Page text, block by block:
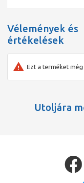
Vélemények és
értékelések
Ezt a terméket még
Utoljára